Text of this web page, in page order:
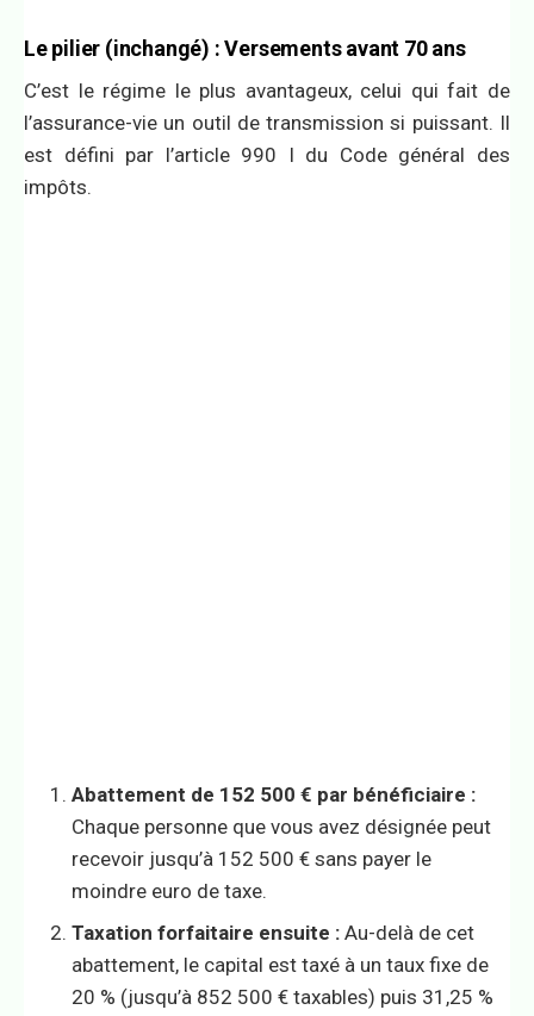
Le pilier (inchangé) : Versements avant 70 ans
C’est le régime le plus avantageux, celui qui fait de
l’assurance-vie un outil de transmission si puissant. Il
est défini par l’article 990 I du Code général des
impôts.
Abattement de 152 500 € par bénéficiaire :
Chaque personne que vous avez désignée peut
recevoir jusqu’à 152 500 € sans payer le
moindre euro de taxe.
Taxation forfaitaire ensuite : Au-delà de cet
abattement, le capital est taxé à un taux fixe de
20 % (jusqu’à 852 500 € taxables) puis 31,25 %